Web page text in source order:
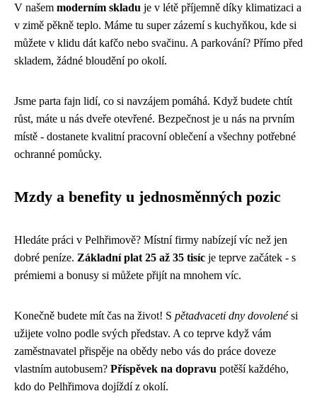
V našem moderním skladu je v létě příjemně díky klimatizaci a
v zimě pěkně teplo. Máme tu super zázemí s kuchyňkou, kde si
můžete v klidu dát kafčo nebo svačinu. A parkování? Přímo před
skladem, žádné bloudění po okolí.
Jsme parta fajn lidí, co si navzájem pomáhá. Když budete chtít
růst, máte u nás dveře otevřené. Bezpečnost je u nás na prvním
místě - dostanete kvalitní pracovní oblečení a všechny potřebné
ochranné pomůcky.
Mzdy a benefity u jednosměnných pozic
Hledáte práci v Pelhřimově? Místní firmy nabízejí víc než jen
dobré peníze. Základní plat 25 až 35 tisíc je teprve začátek - s
prémiemi a bonusy si můžete přijít na mnohem víc.
Konečně budete mít čas na život! S pětadvaceti dny dovolenési
užijete volno podle svých představ. A co teprve když vám
zaměstnavatel přispěje na obědy nebo vás do práce doveze
vlastním autobusem? Příspěvek na dopravu potěší každého,
kdo do Pelhřimova dojíždí z okolí.